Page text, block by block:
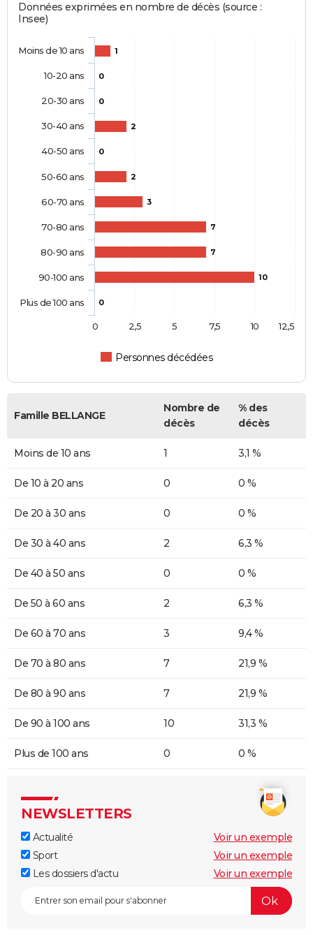
Données exprimées en nombre de décès (source :
Insee)
1
0
0
2
0
2
3
7
7
10
0
Personnes décédées
Moins de 10 ans
10-20 ans
20-30 ans
30-40 ans
40-50 ans
50-60 ans
60-70 ans
70-80 ans
80-90 ans
90-100 ans
Plus de 100 ans
0 10
2,5 5 7,5 12,5
Famille BELLANGE
Nombre de
décès
% des
décès
Moins de 10 ans 1 3,1 %
De 10 à 20 ans 0 0 %
De 20 à 30 ans 0 0 %
De 30 à 40 ans 2 6,3 %
De 40 à 50 ans 0 0 %
De 50 à 60 ans 2 6,3 %
De 60 à 70 ans 3 9,4 %
De 70 à 80 ans 7 21,9 %
De 80 à 90 ans 7 21,9 %
De 90 à 100 ans 10 31,3 %
Plus de 100 ans 0 0 %
NEWSLETTERS
Actualité
Voir un exemple
Sport
Voir un exemple
Les dossiers d'actu
Voir un exemple